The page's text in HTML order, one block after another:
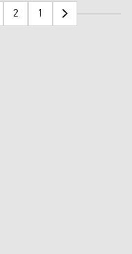
1
2